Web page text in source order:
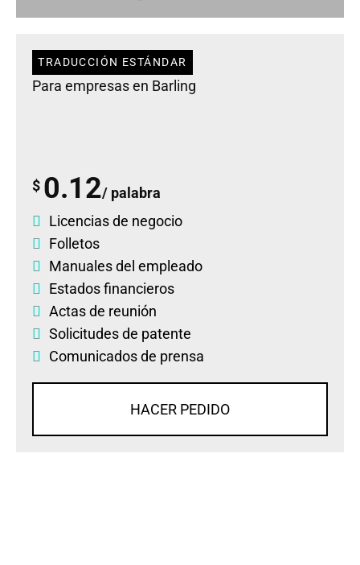
TRADUCCIÓN ESTÁNDAR
Para empresas en Barling
$ 0.12/ palabra
Licencias de negocio
Folletos
Manuales del empleado
Estados financieros
Actas de reunión
Solicitudes de patente
Comunicados de prensa
HACER PEDIDO